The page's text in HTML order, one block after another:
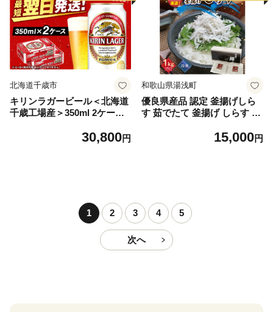
北海道千歳市
キリンラガービール＜北海道
千歳工場産＞350ml 2ケース
30,800円
和歌山県湯浅町
優良県産品 認定 釜揚げしら
す 茹でたて 釜揚げ しらす 無
国産 海の幸 海鮮 魚介 紀州湯
15,000円
1 2 3 4 5
次へ